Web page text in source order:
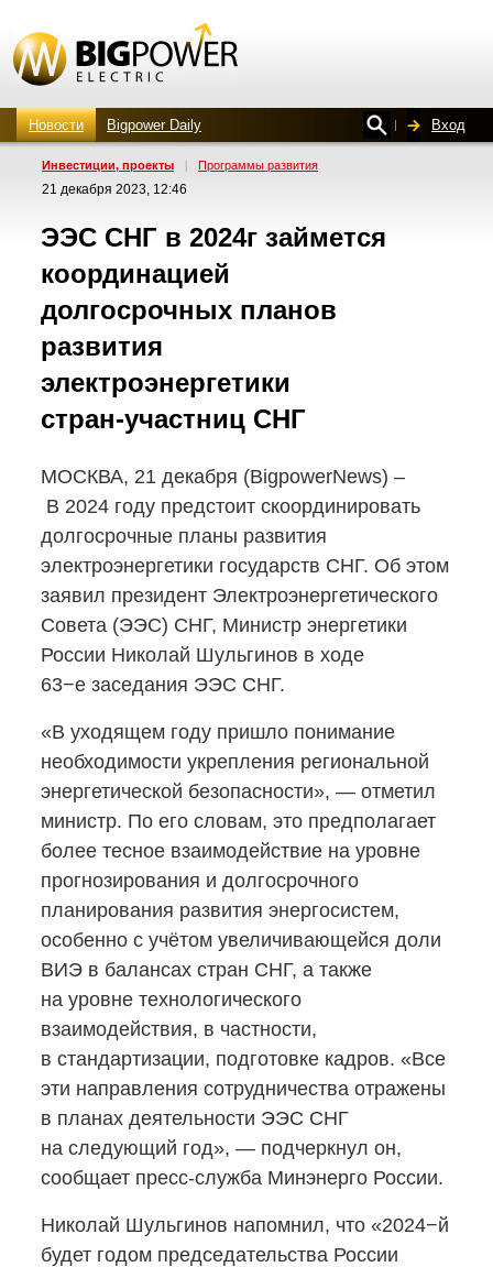
Новости Bigpower Daily Вход
Инвестиции, проекты | Программы развития
21 декабря 2023, 12:46
ЭЭС СНГ в 2024г займется
координацией
долгосрочных планов
развития
электроэнергетики
стран-участниц СНГ
МОСКВА, 21 декабря (BigpowerNews) –
В 2024 году предстоит скоординировать
долгосрочные планы развития
электроэнергетики государств СНГ. Об этом
заявил президент Электроэнергетического
Совета (ЭЭС) СНГ, Министр энергетики
России Николай Шульгинов в ходе
63−е заседания ЭЭС СНГ.
«В уходящем году пришло понимание
необходимости укрепления региональной
энергетической безопасности», — отметил
министр. По его словам, это предполагает
более тесное взаимодействие на уровне
прогнозирования и долгосрочного
планирования развития энергосистем,
особенно с учётом увеличивающейся доли
ВИЭ в балансах стран СНГ, а также
на уровне технологического
взаимодействия, в частности,
в стандартизации, подготовке кадров. «Все
эти направления сотрудничества отражены
в планах деятельности ЭЭС СНГ
на следующий год», — подчеркнул он,
сообщает пресс-служба Минэнерго России.
Николай Шульгинов напомнил, что «2024−й
будет годом председательства России